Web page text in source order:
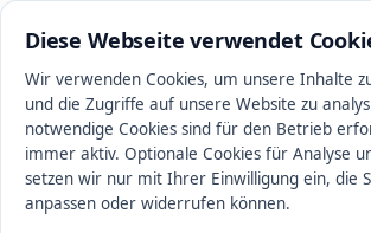
Diese Webseite verwendet
Wir verwenden Cookies, um unsere Inhalte
und die Zugriffe auf unsere Website zu
notwendige Cookies sind für den Betrieb
immer aktiv. Optionale Cookies für Analyse
setzen wir nur mit Ihrer Einwilligung ein, die
anpassen oder widerrufen können.